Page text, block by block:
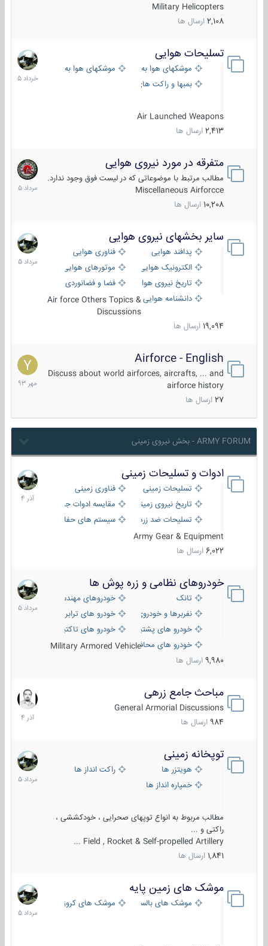
Military Helicopters
2,108 ارسال ها
تسلیحات هوایی
موشکهای هوا به هوا
موشکهای هوا به سطح
بمبها و راکت های هوایی
Air Launched Weapons
2,413 ارسال ها
30
خرداد
1405
متفرقه در مورد نیروی هوایی
مطالب مرتبط با موضوعاتی که در لیست فوق وجود ندارد.
Miscellaneous Airforcce
10,208 ارسال ها
7
مرداد
1405
سایر بخشهای نیروی هوایی
پدافند هوایی
فناوری هوایی
الکترونیک هوایی
موتورهای هوایی
تاریخ نیروی هوایی
فضا و فضانوردی
دانشنامه هواییAir force Others Topics &
Discussions
19,094 ارسال ها
2
مرداد
1405
Airforce - English
Discuss about world airforces, aircrafts, ... and
airforce history
27 ارسال ها
15
مهر
1393
ARMY FORUM - بخش نیروی زمینی
ادوات و تسلیحات زمینی
تسلیحات زمینی
فناوری زمینی
تاریخ نیروی زمینی
مقایسه ادوات جنگی
تسلیحات ضد زره
سیستم های حفاظت فعال
Army Gear & Equipment
6,022 ارسال ها
21
آذر
1404
خودروهای نظامی و زره پوش ها
تانک
خودروهای مهندسی
نفربرها و خودروی های رزمی پیاده نظام
خودرو های ترابری نظامی
خودرو های پشتیبانی آتش ، شناسایی و ضد تانک
خودرو های تاکتیکی نظامی
خودرو های محافظت شدهMilitary Armored Vehicle
9,980 ارسال ها
2
مرداد
1405
مباحث جامع زرهی
General Armorial Discussions
984 ارسال ها
7
آذر
1404
توپخانه زمینی
هویتزر ها
راکت انداز ها
خمپاره انداز ها
مطالب مربوط به انواع توپهای صحرایی ، خودکششی ،
راکتی و ...
Field , Rocket & Self-propelled Artillery ...
1,841 ارسال ها
9
مرداد
1405
موشک های زمین پایه
موشک های بالستیک موشک های کروز
2
مرداد
1405